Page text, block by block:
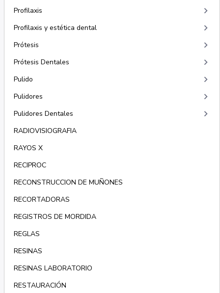
Profilaxis keyboard_arrow_right
Profilaxis y estética dental keyboard_arrow_right
Prótesis keyboard_arrow_right
Prótesis Dentales keyboard_arrow_right
Pulido keyboard_arrow_right
Pulidores keyboard_arrow_right
Pulidores Dentales keyboard_arrow_right
RADIOVISIOGRAFIA
RAYOS X
RECIPROC
RECONSTRUCCION DE MUÑONES
RECORTADORAS
REGISTROS DE MORDIDA
REGLAS
RESINAS
RESINAS LABORATORIO
RESTAURACIÓN